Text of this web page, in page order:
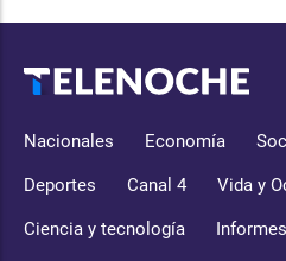
Nacionales Economía
Deportes Canal 4 Vida y
Ciencia y tecnología